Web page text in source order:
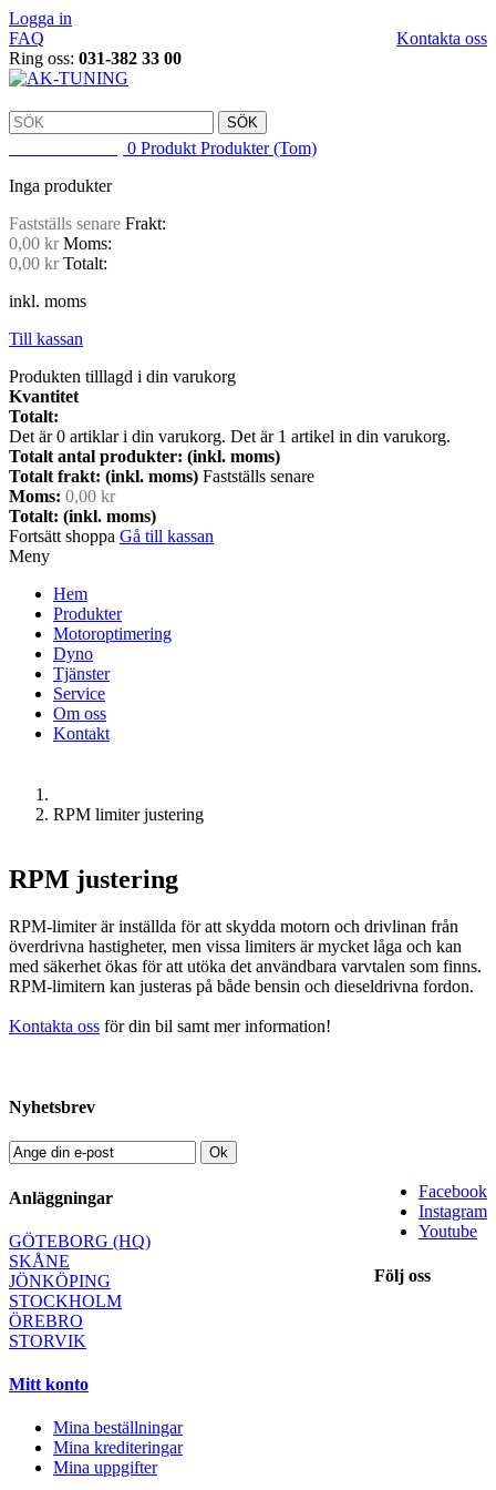
Logga in
Kontakta oss
FAQ
Ring oss: 031-382 33 00
SÖK
0 Produkt Produkter (Tom)
Inga produkter
Fastställs senare Frakt:
0,00 kr Moms:
0,00 kr Totalt:
inkl. moms
Till kassan
Produkten tilllagd i din varukorg
Kvantitet
Totalt:
Det är0 artiklar i din varukorg. Det är 1 artikel in din varukorg.
Totalt antal produkter: (inkl. moms)
Totalt frakt: (inkl. moms) Fastställs senare
Moms: 0,00 kr
Totalt: (inkl. moms)
Fortsätt shoppa Gå till kassan
Meny
Hem
Produkter
Motoroptimering
Dyno
Tjänster
Service
Om oss
Kontakt
RPM limiter justering
RPM justering
RPM-limiter är inställda för att skydda motorn och drivlinan från
överdrivna hastigheter, men vissa limiters är mycket låga och kan
med säkerhet ökas för att utöka det användbara varvtalen som finns.
RPM-limitern kan justeras på både bensin och dieseldrivna fordon.
Kontakta oss för din bil samt mer information!
Nyhetsbrev
Ok
Facebook
Instagram
Youtube
Följ oss
Anläggningar
GÖTEBORG (HQ)
SKÅNE
JÖNKÖPING
STOCKHOLM
ÖREBRO
STORVIK
Mitt konto
Mina beställningar
Mina krediteringar
Mina uppgifter